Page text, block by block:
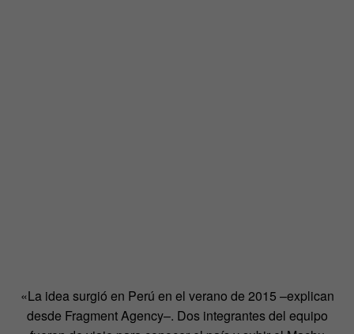
«La idea surgió en Perú en el verano de 2015 –explican
desde Fragment Agency–. Dos integrantes del equipo